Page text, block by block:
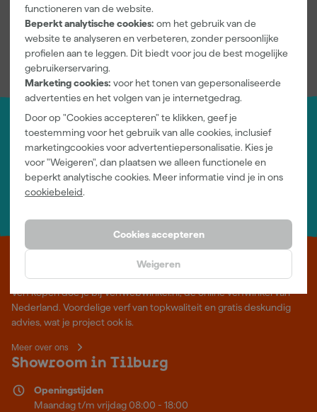
functioneren van de website.
Beperkt analytische cookies: om het gebruik van de
website te analyseren en verbeteren, zonder persoonlijke
profielen aan te leggen. Dit biedt voor jou de best mogelijke
gebruikerservaring.
Marketing cookies: voor het tonen van gepersonaliseerde
advertenties en het volgen van je internetgedrag.
Door op "Cookies accepteren" te klikken, geef je
toestemming voor het gebruik van alle cookies, inclusief
marketingcookies voor advertentiepersonalisatie. Kies je
voor "Weigeren", dan plaatsen we alleen functionele en
beperkt analytische cookies. Meer informatie vind je in ons
cookiebeleid.
Cookies accepteren
Weigeren
Kenmerkenblad
Jouw account
Log-in en beheer je bestellingen en gegevens
Nieuwsbrief
Inschrijven wekelijkse nieuwsbrief
Wij helpen je graag
Leer Verfwebwinkel beter kennen
Verf kopen doe je bij Verfwebwinkel.nl, dé online verfwinkel van
Nederland. Voordelige verf van topkwaliteit en gratis deskundig
advies, wat je project ook is.
Meer over ons
Showroom in Tilburg
Openingstijden
Maandag t/m vrijdag 08:00 - 18:00